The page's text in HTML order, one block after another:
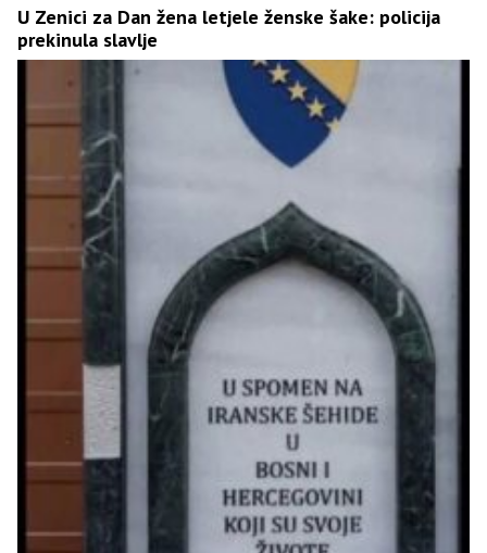
U Zenici za Dan žena letjele ženske šake: policija
prekinula slavlje